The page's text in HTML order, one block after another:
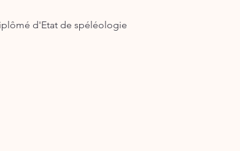
d'Etat de spéléologie